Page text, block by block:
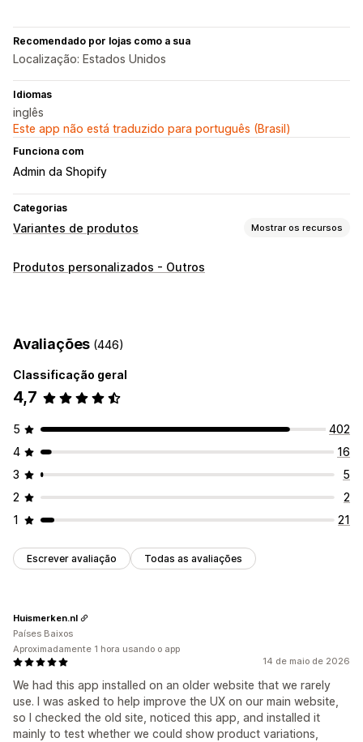
Recomendado por lojas como a sua
Localização: Estados Unidos
Idiomas
inglês
Este app não está traduzido para português (Brasil)
Funciona com
Admin da Shopify
Categorias
Variantes de produtos Mostrar os recursos
Personalização
HTML personalizado
Exibição de variantes
Produtos personalizados - Outros
Avaliações (446)
Classificação geral
4,7
5
402
4
16
3
5
2
2
1
21
Escrever avaliação Todas as avaliações
14 de maio de 2026
We had this app installed on an older website that we rarely
use. I was asked to help improve the UX on our main website,
so I checked the old site, noticed this app, and installed it
mainly to test whether we could show product variations,
Huismerken.nl
Países Baixos
Aproximadamente 1 hora usando o app